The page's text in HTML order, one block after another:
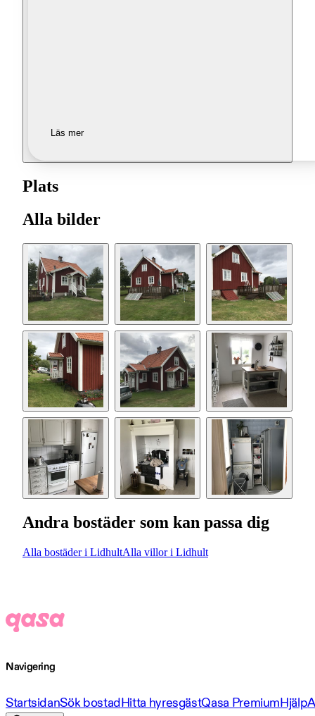
Läs mer
Plats
Alla bilder
Andra bostäder som kan passa dig
Alla bostäder i LidhultAlla villor i Lidhult
Navigering
StartsidanSök bostadHitta hyresgästQasa PremiumHjälp